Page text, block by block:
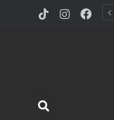
Facebook
Instagram
מה